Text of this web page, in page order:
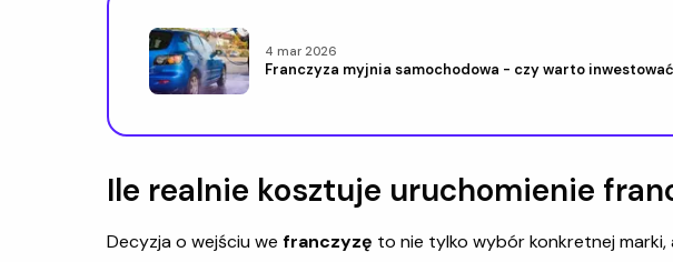
4 mar 2026
Franczyza myjnia samochodowa - czy warto
Ile realnie kosztuje uruchomienie
Decyzja o wejściu we franczyzę to nie tylko wybór konkretnej